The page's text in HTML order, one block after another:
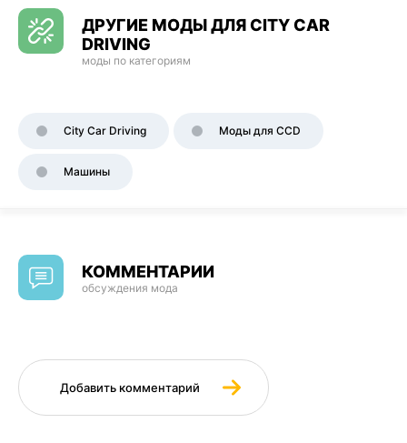
ДРУГИЕ МОДЫ ДЛЯ CITY CAR
DRIVING
моды по категориям
City Car Driving Моды для CCD
Машины
КОММЕНТАРИИ
обсуждения мода
Добавить комментарий